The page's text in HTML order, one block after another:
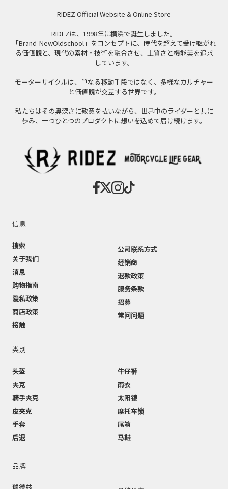
RIDEZ Official Website & Online Store
RIDEZは、1998年に横浜で誕生しました。
「Brand-NewOldschool」をコンセプトに、時代を超えて受け継がれ
る価値観と、現代の素材・技術を融合させ、上質さと機能美を追求
しています。
モーターサイクルは、単なる移動手段ではなく、多様なカルチャー
と価値観が交差する世界です。
私たちはその奥深さに敬意を払いながら、世界中のライダーと共に
歩み、一つひとつのプロダクトに想いを込めて届け続けます。
信息
搜索
关于我们
消息
购物指南
隐私政策
商店政策
接触
公司联系方式
经销商
退款政策
服务条款
招募
常问问题
类别
头盔
夹克
骑手夹克
皮夹克
手套
后退
牛仔裤
雨衣
太阳镜
摩托车锁
尾箱
马鞋
品牌